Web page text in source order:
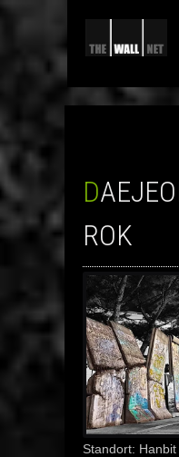
DAEJEON (TAEJON),
ROK
Standort: